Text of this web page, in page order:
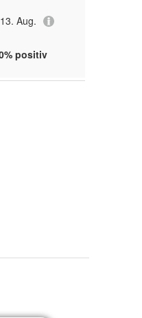
Aug.
positiv